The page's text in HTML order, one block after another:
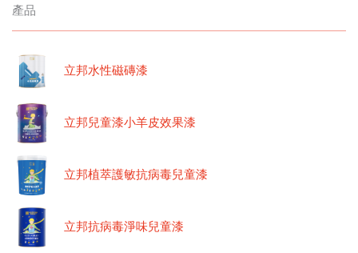
產品
立邦水性磁磚漆
立邦兒童漆小羊皮效果漆
立邦植萃護敏抗病毒兒童漆
立邦抗病毒淨味兒童漆